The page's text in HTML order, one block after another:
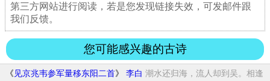
第三方网站进行阅读，若是您发现链接失效，可发邮件跟
我们反馈。
您可能感兴趣的古诗
《 见京兆韦参军量移东阳二首》 李白 潮水还归海，流人却到吴。相逢